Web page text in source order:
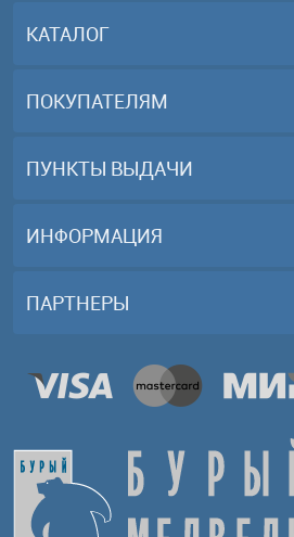
КАТАЛОГ
ПОКУПАТЕЛЯМ
ПУНКТЫ ВЫДАЧИ
ИНФОРМАЦИЯ
ПАРТНЕРЫ